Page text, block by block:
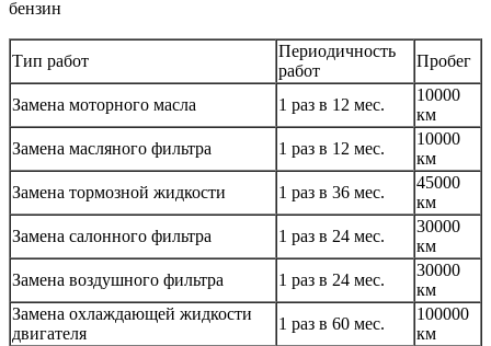
бензин
Тип работ
Периодичность
работ
Пробег
Замена моторного масла 1 раз в 12 мес.
10000
км
Замена масляного фильтра
1 раз в 12 мес.
10000
км
Замена тормозной жидкости
1 раз в 36 мес.
45000
км
Замена салонного фильтра
1 раз в 24 мес.
30000
км
Замена воздушного фильтра
1 раз в 24 мес.
30000
км
Замена охлаждающей жидкости
двигателя
1 раз в 60 мес.
100000
км